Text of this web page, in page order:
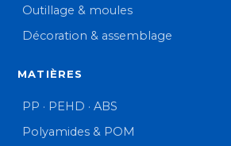
Outillage & moules
Décoration & assemblage
MATIÈRES
PP · PEHD · ABS
Polyamides & POM